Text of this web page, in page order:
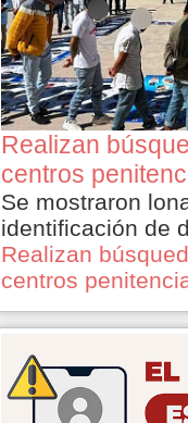
Realizan
centros
Se mostraron
identificación de
Realizan
centros